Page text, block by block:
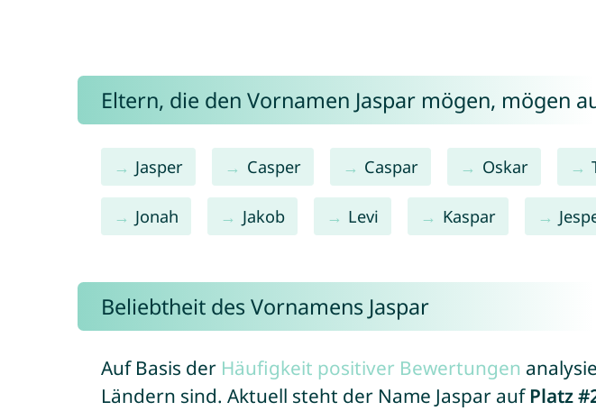
Eltern, die den Vornamen Jaspar mögen, mögen
Jasper Casper Caspar Oskar
Jonah Jakob Levi Kaspar
Beliebtheit des Vornamens Jaspar
Auf Basis der Häufigkeit positiver Bewertungen
Ländern sind. Aktuell steht der Name Jaspar auf Platz